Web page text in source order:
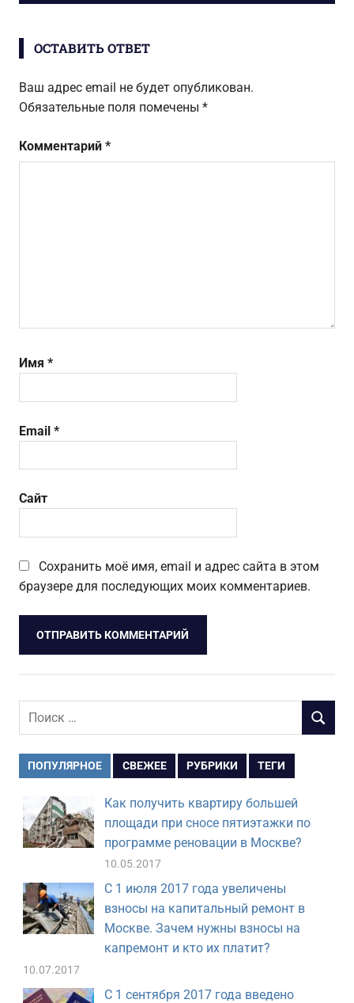
ОСТАВИТЬ ОТВЕТ
Ваш адрес email не будет опубликован.
Обязательные поля помечены *
Комментарий *
Имя *
Email *
Сайт
Сохранить моё имя, email и адрес сайта в этом
браузере для последующих моих комментариев.
Поиск
ПОИСК
ПОПУЛЯРНОЕ СВЕЖЕЕ РУБРИКИ ТЕГИ
Как получить квартиру большей
площади при сносе пятиэтажки по
программе реновации в Москве?
10.05.2017
С 1 июля 2017 года увеличены
взносы на капитальный ремонт в
Москве. Зачем нужны взносы на
капремонт и кто их платит?
10.07.2017
С 1 сентября 2017 года введено